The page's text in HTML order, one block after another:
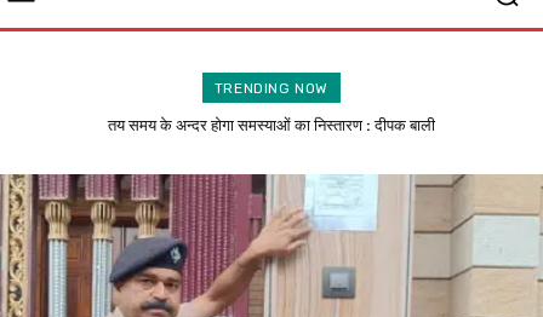
TRENDING NOW
संदिग्ध एवं निराधार आपत्तियों की की जाये निष्पक्ष जांच : अब्दुल कादिर